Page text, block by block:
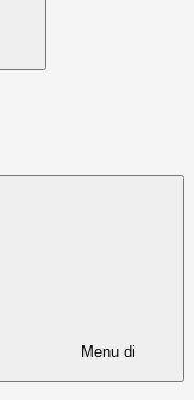
Menu di